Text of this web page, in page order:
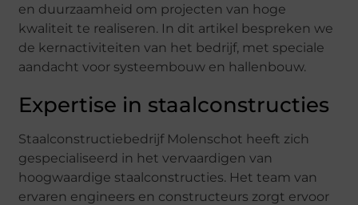
en duurzaamheid om projecten van hoge
kwaliteit te realiseren. In dit artikel bespreken we
de kernactiviteiten van het bedrijf, met speciale
aandacht voor systeembouw en hallenbouw.
Expertise in staalconstructies
Staalconstructiebedrijf Molenschot heeft zich
gespecialiseerd in het vervaardigen van
hoogwaardige staalconstructies. Het team van
ervaren engineers en constructeurs zorgt ervoor